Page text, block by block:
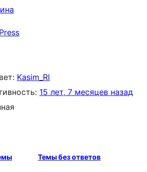
Kasim_RI
15 лет, 7 месяцев назад
Темы без ответов